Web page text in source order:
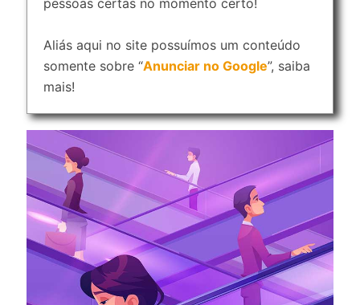
pessoas certas no momento certo!
Aliás aqui no site possuímos um conteúdo
somente sobre “Anunciar no Google”, saiba
mais!